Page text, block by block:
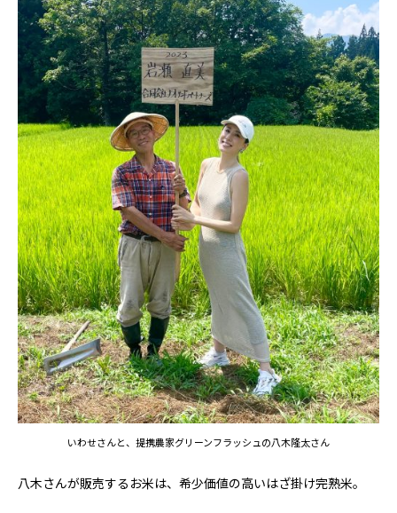
いわせさんと、提携農家グリーンフラッシュの八木隆太さん
八木さんが販売するお米は、希少価値の高いはざ掛け完熟米。